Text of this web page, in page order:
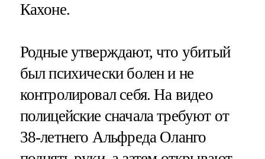
Кахоне.
Родные утверждают, что убитый
был психически болен и не
контролировал себя. На видео
полицейские сначала требуют от
38-летнего Альфреда Оланго